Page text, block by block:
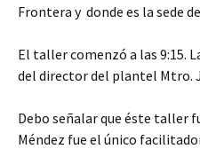
Frontera y donde es la sede
El taller comenzó a las 9:15.
del director del plantel Mtro.
Debo señalar que éste taller
Méndez fue el único